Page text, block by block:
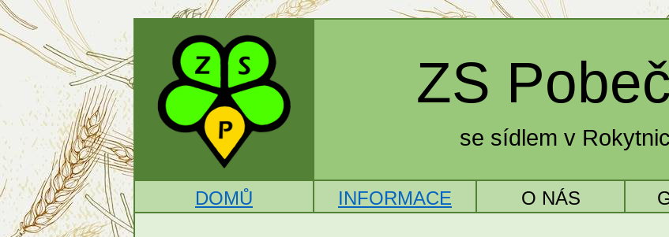
ZS
se sídlem v
DOMŮ INFORMACE O NÁS